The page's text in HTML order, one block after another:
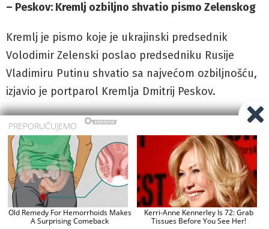
– Peskov: Kremlj ozbiljno shvatio pismo Zelenskog
Kremlj je pismo koje je ukrajinski predsednik
Volodimir Zelenski poslao predsedniku Rusije
Vladimiru Putinu shvatio sa najvećom ozbiljnošću,
izjavio je portparol Kremlja Dmitrij Peskov.
On je dodao da odgovor ruskog predsednika na
plenarnoj sednici to potvrđuje, prenela je agencija
Taš.
Ruski predsednik Vladimir Putin saopštio je da za
sada ne vidi svrhu sastanka sa Zelenskim.